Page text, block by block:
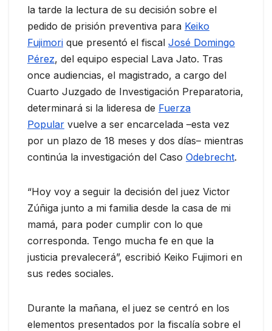
la tarde la lectura de su decisión sobre el
pedido de prisión preventiva para Keiko
Fujimori que presentó el fiscal José Domingo
Pérez, del equipo especial Lava Jato. Tras
once audiencias, el magistrado, a cargo del
Cuarto Juzgado de Investigación Preparatoria,
determinará si la lideresa de Fuerza
Popular vuelve a ser encarcelada –esta vez
por un plazo de 18 meses y dos días– mientras
continúa la investigación del Caso Odebrecht.
“Hoy voy a seguir la decisión del juez Victor
Zúñiga junto a mi familia desde la casa de mi
mamá, para poder cumplir con lo que
corresponda. Tengo mucha fe en que la
justicia prevalecerá”, escribió Keiko Fujimori en
sus redes sociales.
Durante la mañana, el juez se centró en los
elementos presentados por la fiscalía sobre el